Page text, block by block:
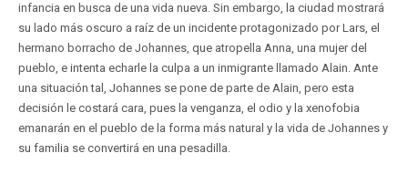
infancia en busca de una vida nueva. Sin embargo, la ciudad mostrará
su lado más oscuro a raíz de un incidente protagonizado por Lars, el
hermano borracho de Johannes, que atropella Anna, una mujer del
pueblo, e intenta echarle la culpa a un inmigrante llamado Alain. Ante
una situación tal, Johannes se pone de parte de Alain, pero esta
decisión le costará cara, pues la venganza, el odio y la xenofobia
emanarán en el pueblo de la forma más natural y la vida de Johannes y
su familia se convertirá en una pesadilla.